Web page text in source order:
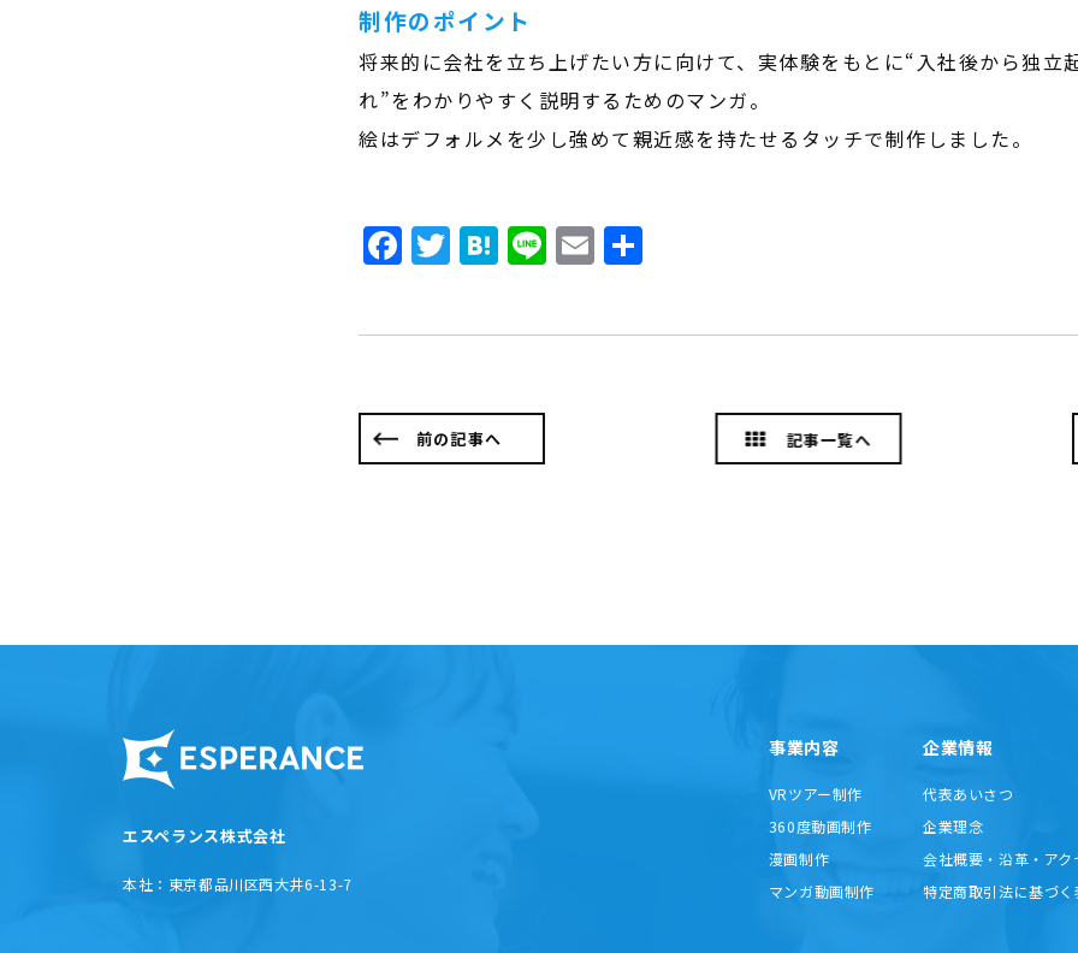
制作のポイント
将来的に会社を立ち上げたい方に向けて、実体験をもとに“入社後から独立
れ”をわかりやすく説明するためのマンガ。
絵はデフォルメを少し強めて親近感を持たせるタッチで制作しました。
Facebook
Twitter
Hatena
LineEmail
前の記事へ 記事一覧へ
エスペランス株式会社
本社： 東京都品川区西大井6-13-7
事業内容
VRツアー制作
360度動画制作
漫画制作
マンガ動画制作
企業情報
代表あいさつ
企業理念
会社概要・沿革・アク
特定商取引法に基づく